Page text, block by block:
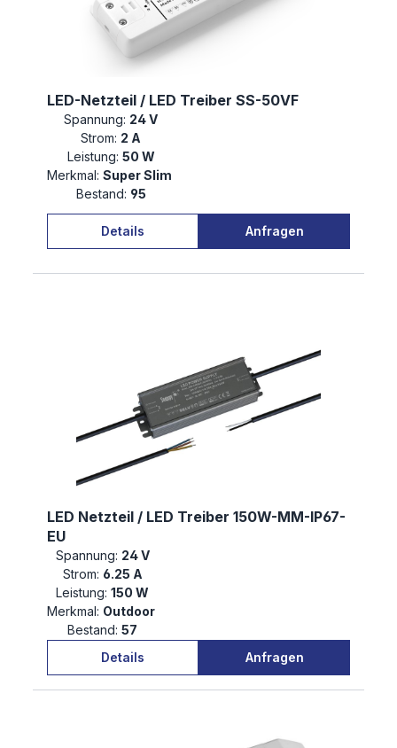
LED-Netzteil / LED Treiber SS-50VF
Spannung: 24 V
Strom: 2 A
Leistung: 50 W
Merkmal: Super Slim
Bestand: 95
Details Anfragen
LED Netzteil / LED Treiber 150W-MM-IP67-
EU
Spannung: 24 V
Strom: 6.25 A
Leistung: 150 W
Merkmal: Outdoor
Bestand: 57
Details
Anfragen